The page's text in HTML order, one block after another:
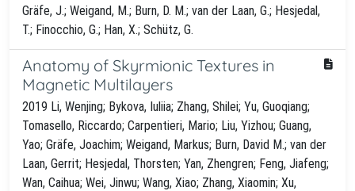
Gräfe, J.; Weigand, M.; Burn, D. M.; van der Laan, G.; Hesjedal,
T.; Finocchio, G.; Han, X.; Schütz, G.
Anatomy of Skyrmionic Textures in
Magnetic Multilayers
2019 Li, Wenjing; Bykova, Iuliia; Zhang, Shilei; Yu, Guoqiang;
Tomasello, Riccardo; Carpentieri, Mario; Liu, Yizhou; Guang,
Yao; Gräfe, Joachim; Weigand, Markus; Burn, David M.; van der
Laan, Gerrit; Hesjedal, Thorsten; Yan, Zhengren; Feng, Jiafeng;
Wan, Caihua; Wei, Jinwu; Wang, Xiao; Zhang, Xiaomin; Xu,